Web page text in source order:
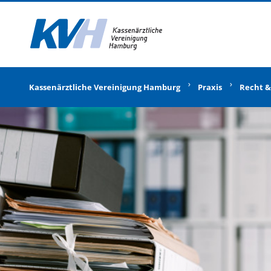
Kassenärztliche Vereinigung Hamburg Praxis Recht